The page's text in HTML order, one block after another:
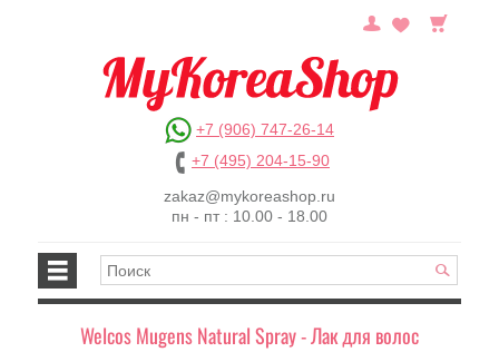
+7 (906) 747-26-14
+7 (495) 204-15-90
zakaz@mykoreashop.ru
пн - пт : 10.00 - 18.00
Welcos Mugens Natural Spray - Лак для волос